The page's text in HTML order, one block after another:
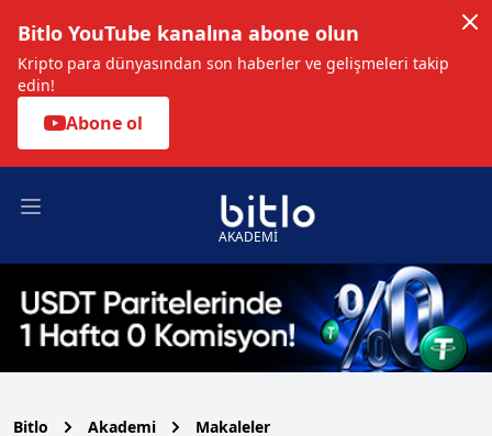
Bitlo YouTube kanalına abone olun
Kripto para dünyasından son haberler ve gelişmeleri takip
edin!
Abone ol
Open main menu
AKADEMİ
Bitlo Akademi Makaleler